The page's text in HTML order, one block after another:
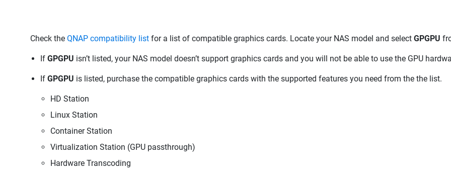
Check the QNAP compatibility list for a list of compatible graphics cards. Locate your NAS model and select GPGPU
If GPGPU isn’t listed, your NAS model doesn’t support graphics cards and you will not be able to use the GPU
If GPGPU is listed, purchase the compatible graphics cards with the supported features you need from the the list.
HD Station
Linux Station
Container Station
Virtualization Station (GPU passthrough)
Hardware Transcoding